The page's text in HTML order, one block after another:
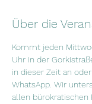
Über die
Kommt jeden
Uhr in der
in dieser Zeit an
WhatsApp. Wir
allen bürokratischen